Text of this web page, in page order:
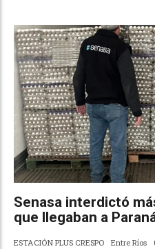
Senasa interdictó
que llegaban a
ESTACIÓN PLUS CRESPO Entre Ríos